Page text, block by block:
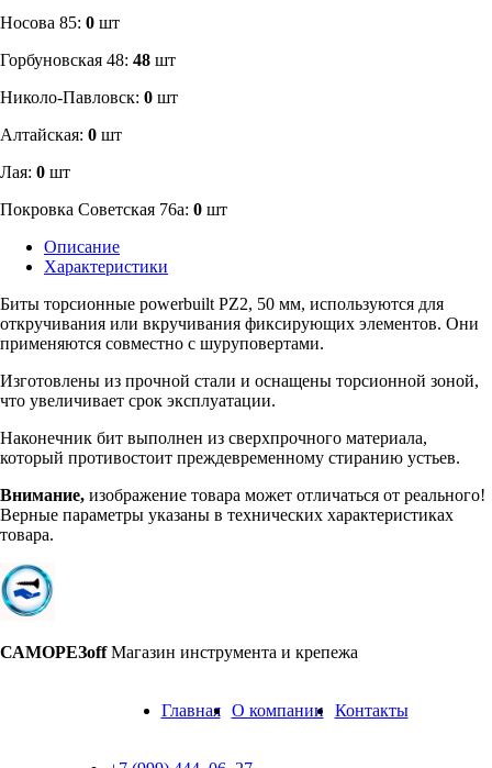
Носова 85: 0 шт
​Горбуновская 48: 48 шт
​Николо-Павловск: 0 шт
Алтайская: 0 шт
Лая: 0 шт
Покровка Советская 76а: 0 шт
Описание
Характеристики
Биты торсионные powerbuilt PZ2, 50 мм, используются для
откручивания или вкручивания фиксирующих элементов. Они
применяются совместно с шуруповертами.
Изготовлены из прочной стали и оснащены торсионной зоной,
что увеличивает срок эксплуатации.
Наконечник бит выполнен из сверхпрочного материала,
который противостоит преждевременному стиранию устьев.
Внимание, изображение товара может отличаться от реального!
Верные параметры указаны в технических характеристиках
товара.
САМОРЕЗoff Магазин инструмента и крепежа
Главная О компании Контакты